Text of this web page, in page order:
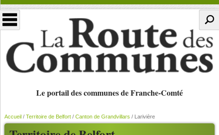
Le portail des communes de Franche-Comté
Accueil/ Territoire de Belfort/ Canton de Grandvillars / Larivière